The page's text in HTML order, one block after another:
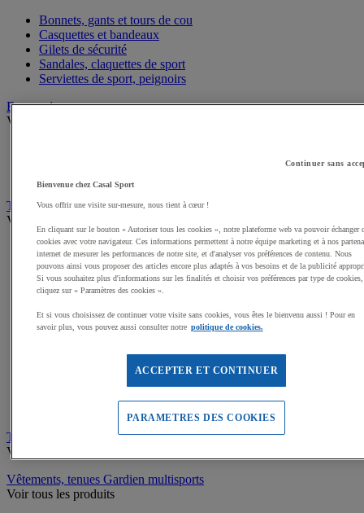
Bonnets, gants et tours de cou
Casquettes et bandeaux
Gilets de sécurité
Sandales, claquettes de sport
Serviettes de sport, peignoirs
Bagagerie
Voir tous les produits
Sacoches et porte-documents
Textile Multisport
Voir tous les produits
Shorts de sport
Sous-vêtements sport
Premieres couches, sous-maillots
Débardeurs de sport
Maillots de sport
Sweats de sport
Tee-shirts personnalisables
Voir tous les produits
Vêtements, tenues Gardien multisports
Voir tous les produits
Continuer sans
Bienvenue chez Casal Sport
Vous offrir une visite sur-mesure, nous tient à cœur !
En cliquant sur le bouton « Autoriser tous les cookies », notre plateforme web va pouvoir échanger
cookies avec votre navigateur. Ces informations permettent à notre équipe marketing et à nos
internet de mesurer les performances de notre site, et d'analyser vos préférences de contenu. Nous
pouvons ainsi vous proposer des articles encore plus adaptés à vos besoins et de la publicité
Si vous souhaitez plus d'informations sur les finalités et choisir vos préférences par type de cookies,
cliquez sur « Paramètres des cookies ».
Et si vous choisissez de continuer votre visite sans cookies, vous êtes le bienvenu aussi ! Pour en
savoir plus, vous pouvez aussi consulter notre politique de cookies.
ACCEPTER ET CONTINUER
PARAMETRES DES COOKIES